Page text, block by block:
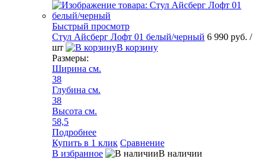
Быстрый просмотр
Стул Айсберг Лофт 01 белый/черный 6 990 руб. /
шт
В корзину
Размеры:
Ширина см.
38
Глубина см.
38
Высота см.
58,5
Подробнее
Купить в 1 клик Сравнение
В избранное
В наличии